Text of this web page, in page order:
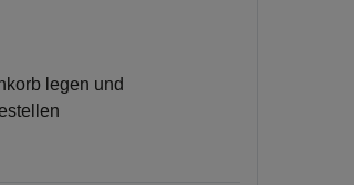
legen und